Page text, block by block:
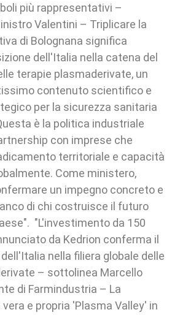
più rappresentativi –
Valentini – Triplicare la
di Bolognana significa
dell'Italia nella catena del
terapie plasmaderivate, un
contenuto scientifico e
per la sicurezza sanitaria
è la politica industriale
con imprese che
territoriale e capacità
Come ministero,
un impegno concreto e
di chi costruisce il futuro
"L'investimento da 150
da Kedrion conferma il
nella filiera globale delle
– sottolinea Marcello
di Farmindustria – La
e propria 'Plasma Valley' in